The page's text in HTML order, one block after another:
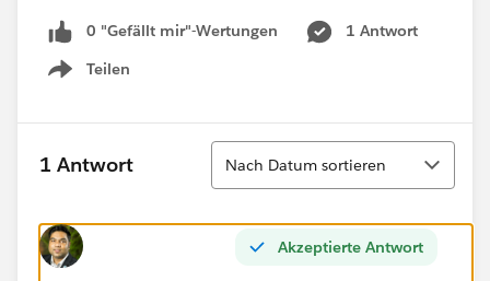
0 "Gefällt mir"-Wertungen
1 Antwort
Teilen
Show menu
1 Antwort
Sortieren
Nach Datum sortieren
Akzeptierte Antwort